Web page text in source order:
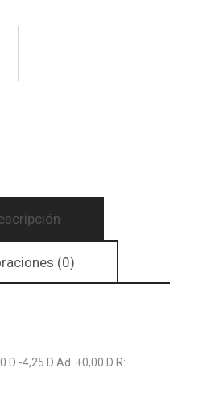
(0)
D -4,25 D Ad: +0,00 D R: